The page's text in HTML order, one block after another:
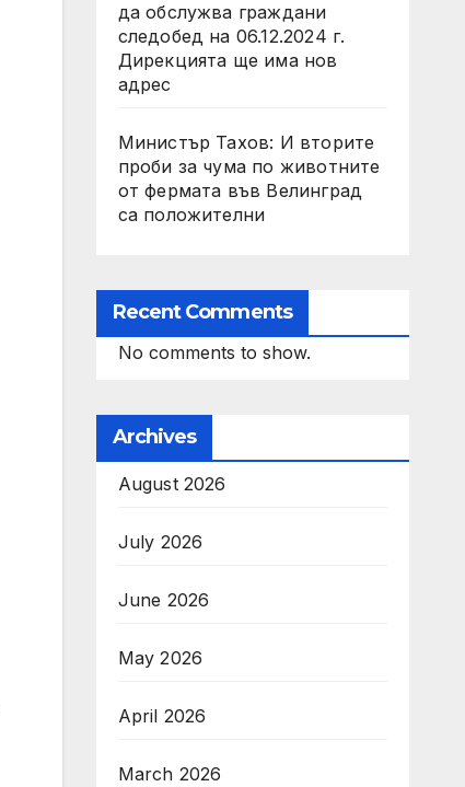
да обслужва граждани
следобед на 06.12.2024 г.
Дирекцията ще има нов
адрес
Министър Тахов: И вторите
проби за чума по животните
от фермата във Велинград
са положителни
Recent Comments
No comments to show.
Archives
August 2026
July 2026
June 2026
May 2026
April 2026
March 2026